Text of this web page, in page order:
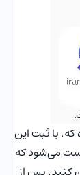
شده که. با ثبت این
می‌شود که